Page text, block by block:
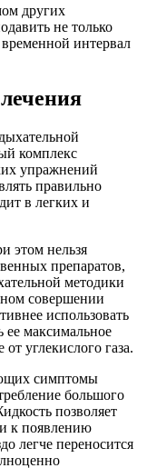
других
не только
интервал
комплекс
упражнений
правильно
в легких и
этом нельзя
препаратов,
методики
совершении
использовать
ее максимальное
углекислого газа.
симптомы
большого
позволяет
к появлению
легче переносится